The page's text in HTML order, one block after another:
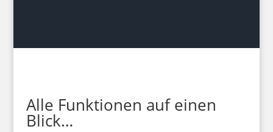
Alle Funktionen auf einen
Blick…